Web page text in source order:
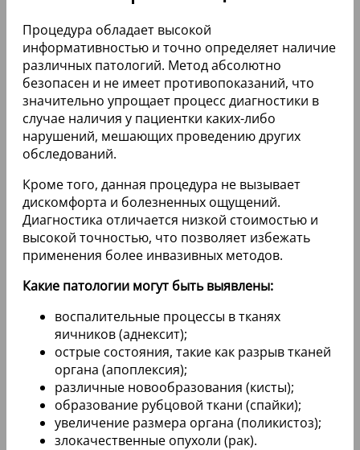
Процедура обладает высокой
информативностью и точно определяет наличие
различных патологий. Метод абсолютно
безопасен и не имеет противопоказаний, что
значительно упрощает процесс диагностики в
случае наличия у пациентки каких-либо
нарушений, мешающих проведению других
обследований.
Кроме того, данная процедура не вызывает
дискомфорта и болезненных ощущений.
Диагностика отличается низкой стоимостью и
высокой точностью, что позволяет избежать
применения более инвазивных методов.
Какие патологии могут быть выявлены:
воспалительные процессы в тканях
яичников (аднексит);
острые состояния, такие как разрыв тканей
органа (апоплексия);
различные новообразования (кисты);
образование рубцовой ткани (спайки);
увеличение размера органа (поликистоз);
злокачественные опухоли (рак).